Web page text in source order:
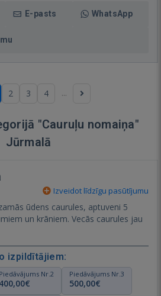
E-pasts WhatsApp
2 3 4 ...
"Cauruļu nomaiņa"
Jūrmalā
Izveidot līdzīgu pasūtījumu
ūdens caurules, aptuveni 5
un krāniem. Vecās caurules jau
izpildītājiem:
Piedāvājums Nr.2
400,00€
Piedāvājums Nr.3
500,00€